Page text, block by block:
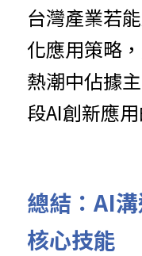
台灣產業若
化應用策略
熱潮中佔據
段AI創新應
總結：AI
核心技能